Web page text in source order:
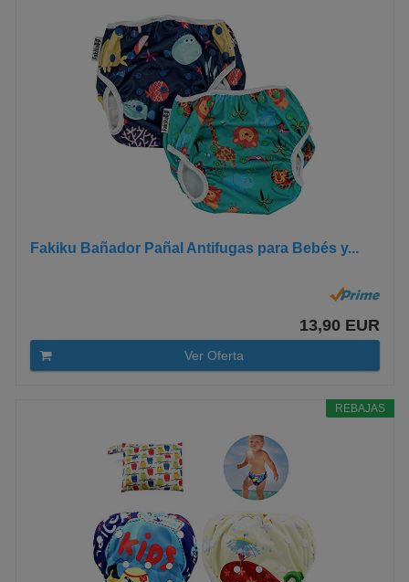
Fakiku Bañador Pañal Antifugas para Bebés y...
13,90 EUR
Ver Oferta
REBAJAS